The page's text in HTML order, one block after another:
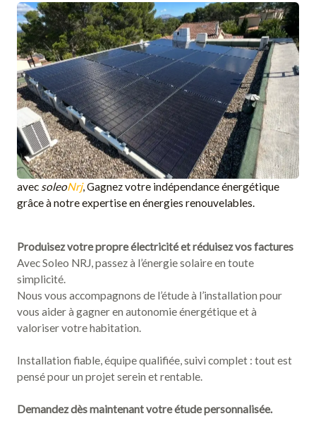
avec soleoNrj, Gagnez votre indépendance énergétique
grâce à notre expertise en énergies renouvelables.
Produisez votre propre électricité et réduisez vos factures
Avec Soleo NRJ, passez à l’énergie solaire en toute
simplicité.
Nous vous accompagnons de l’étude à l’installation pour
vous aider à gagner en autonomie énergétique et à
valoriser votre habitation.
Installation fiable, équipe qualifiée, suivi complet : tout est
pensé pour un projet serein et rentable.
Demandez dès maintenant votre étude personnalisée.